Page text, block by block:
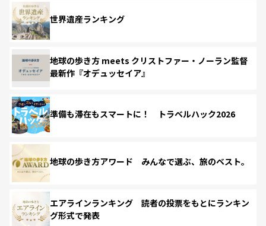
世界遺産ランキング
地球の歩き方 meets クリストファー・ノーラン監督
最新作『オデュッセイア』
準備も滞在もスマートに！ トラベルハック2026
地球の歩き方アワード みんなで選ぶ、旅のベスト。
エアラインランキング 読者の投票をもとにランキン
グ形式で発表